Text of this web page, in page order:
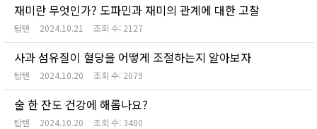
재미란 무엇인가? 도파민과 재미의 관계에 대한 고찰
탑텐 2024.10.21 조회 수: 2127
사과 섬유질이 혈당을 어떻게 조절하는지 알아보자
탑텐 2024.10.20 조회 수: 2079
술 한 잔도 건강에 해롭나요?
탑텐 2024.10.20 조회 수: 3480